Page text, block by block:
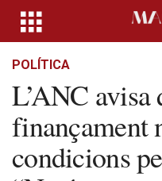
POLÍTICA
L’ANC avisa
finançament
condicions